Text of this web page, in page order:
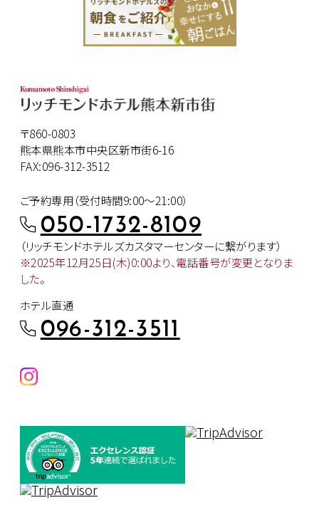
〒860-0803
熊本県熊本市中央区新市街6-16
FAX:096-312-3512
ご予約専用（受付時間9:00～21:00）
050-1732-8109
（リッチモンドホテルズカスタマーセンターに繋がります）
※2025年12月25日(木)0:00より、電話番号が変更となりま
した。
ホテル直通
096-312-3511